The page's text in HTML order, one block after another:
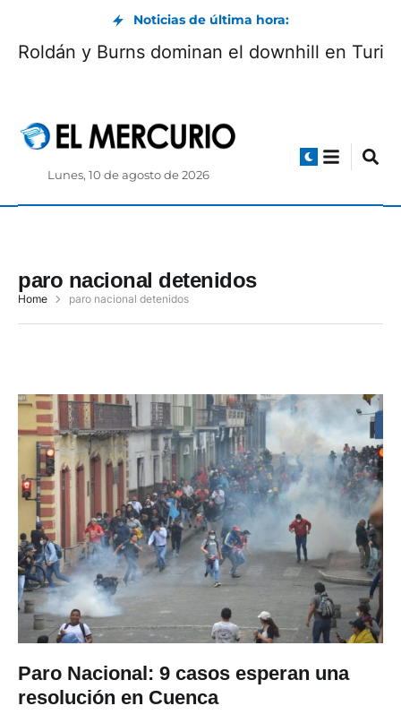
Noticias de última hora:
Roldán y Burns dominan el downhill en Turi
Lunes, 10 de agosto de 2026
paro nacional detenidos
Home paro nacional detenidos
Paro Nacional: 9 casos esperan una
resolución en Cuenca